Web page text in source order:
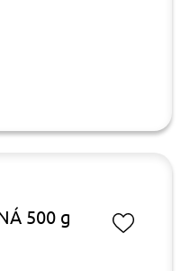
500 g